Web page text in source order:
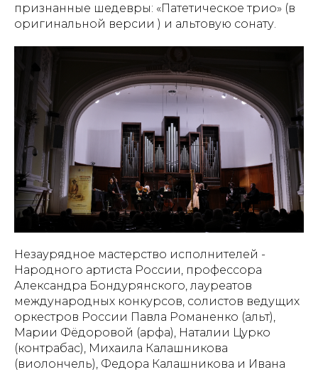
признанные шедевры: «Патетическое трио» (в
оригинальной версии ) и альтовую сонату.
Незаурядное мастерство исполнителей -
Народного артиста России, профессора
Александра Бондурянского, лауреатов
международных конкурсов, солистов ведущих
оркестров России Павла Романенко (альт),
Марии Фёдоровой (арфа), Наталии Цурко
(контрабас), Михаила Калашникова
(виолончель), Федора Калашникова и Ивана